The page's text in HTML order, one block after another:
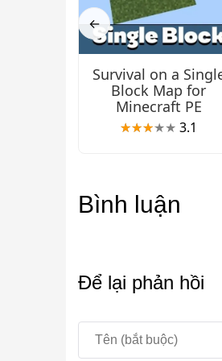
Download file .mcworld
khi tải bất kỳ phiên bản
thuộc vào nó nhé.
Địa điểm chính
←
Survival on a
Block Map for
Minecraft PE
3.1
Bình luận
Để lại phản hồi